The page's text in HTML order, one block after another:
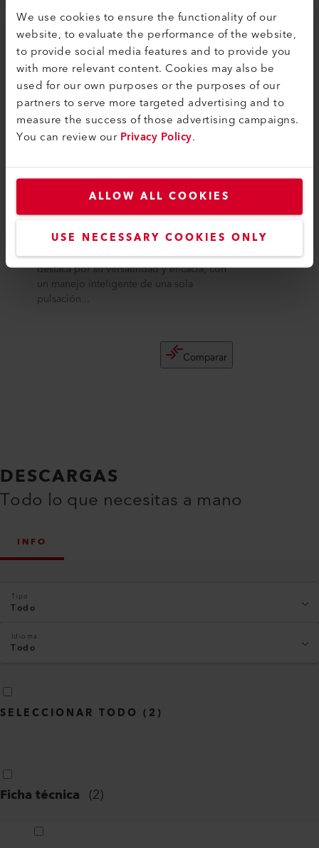
We use cookies to ensure the functionality of our
website, to evaluate the performance of the website,
to provide social media features and to provide you
with more relevant content. Cookies may also be
used for our own purposes or the purposes of our
partners to serve more targeted advertising and to
measure the success of those advertising campaigns.
You can review ourPrivacy Policy.
ALLOW ALL COOKIES
USE NECESSARY COOKIES ONLY
Perfecto para estos productos
VARIANT 700
La máquina de soldar VARIANT 700
destaca por su versatilidad y eficacia, con
un manejo inteligente de una sola
pulsación...
Comparar
DESCARGAS
Todo lo que necesitas a mano
INFO
Tipo
Todo
Idioma
Todo
SELECCIONAR TODO ( 2 )
Ficha técnica (2)